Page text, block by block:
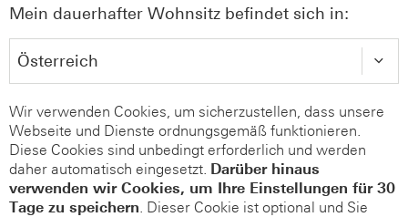
Mein dauerhafter Wohnsitz befindet sich in:
Wir verwenden Cookies, um sicherzustellen, dass unsere
Webseite und Dienste ordnungsgemäß funktionieren.
Diese Cookies sind unbedingt erforderlich und werden
daher automatisch eingesetzt. Darüber hinaus
verwenden wir Cookies, um Ihre Einstellungen für 30
Tage zu speichern. Dieser Cookie ist optional und Sie